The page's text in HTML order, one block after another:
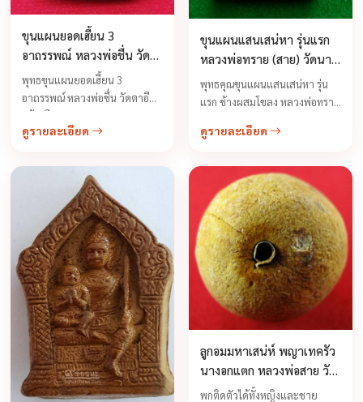
ขุนแผนยอดเฮี้ยน 3
อาถรรพณ์ หลวงพ่อชื่น วัด
ตาอี สร้างปี 2544
พุทธขุนแผนยอดเฮี้ยน 3
อาถรรพณ์ หลวงพ่อชื่น วัดตาอี
สร้างปี 2544 ...
ดูรายละเอียด
ขุนแผนแสนเสน่หา รุ่นแรก
หลวงพ่อทราย (สาย) วัดนาม
พุทธคุณขุนแผนแสนเสน่หา รุ่น
แรก ช้างผสมโขลง หลวงพ่อทราย
นะหลงใหล งวยงง ...
ดูรายละเอียด
ลูกอมมหาเสน่ห์ พญาเทครัว
นางอกแตก หลวงพ่อสาย วัด
นามวิจิตร
พกติดตัวได้ทั้งหญิงและชาย